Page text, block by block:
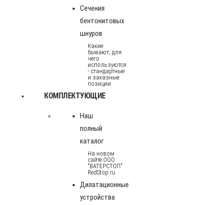
Сечения
бентонитовых
шнуров
Какие
бывают, для
чего
используются
- стандартные
и заказные
позиции
КОМПЛЕКТУЮЩИЕ
Наш
полный
каталог
На новом
сайте ООО
"ВАТЕРСТОП"
RedStop.ru
Дилатационные
устройства